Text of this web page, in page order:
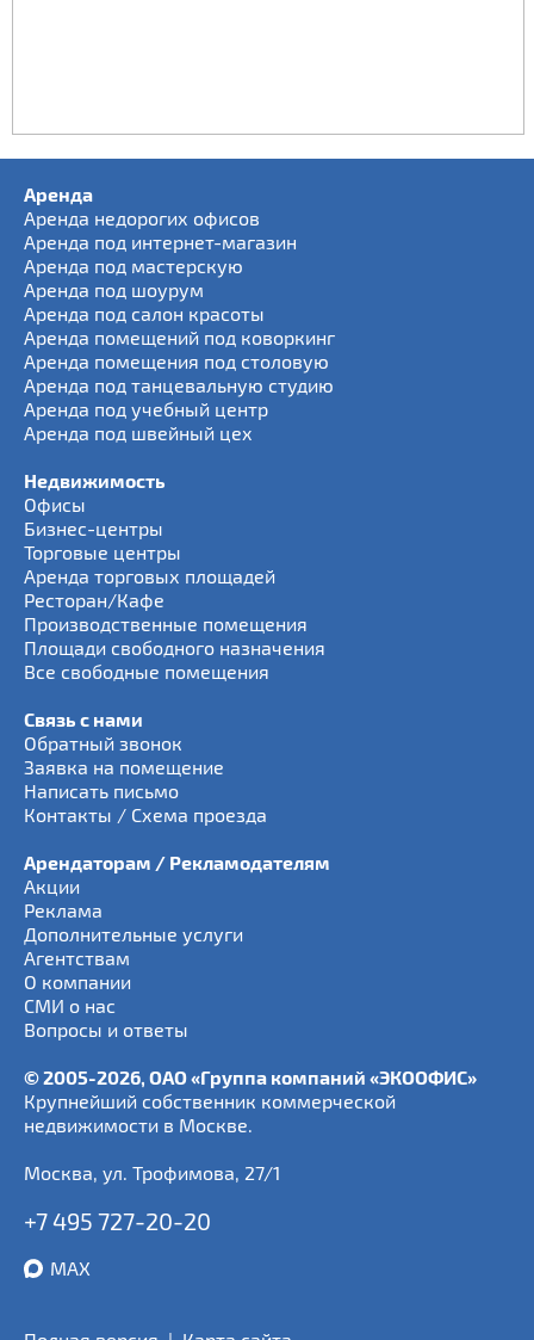
Аренда
Аренда недорогих офисов
Аренда под интернет-магазин
Аренда под мастерскую
Аренда под шоурум
Аренда под салон красоты
Аренда помещений под коворкинг
Аренда помещения под столовую
Аренда под танцевальную студию
Аренда под учебный центр
Аренда под швейный цех
Недвижимость
Офисы
Бизнес-центры
Торговые центры
Аренда торговых площадей
Ресторан/Кафе
Производственные помещения
Площади свободного назначения
Все свободные помещения
Связь с нами
Обратный звонок
Заявка на помещение
Написать письмо
Контакты / Схема проезда
Арендаторам / Рекламодателям
Акции
Реклама
Дополнительные услуги
Агентствам
О компании
СМИ о нас
Вопросы и ответы
© 2005-2026, ОАО «Группа компаний «ЭКООФИС»
Крупнейший собственник коммерческой
недвижимости в Москве.
Москва, ул. Трофимова, 27/1
+7 495 727-20-20
MAX